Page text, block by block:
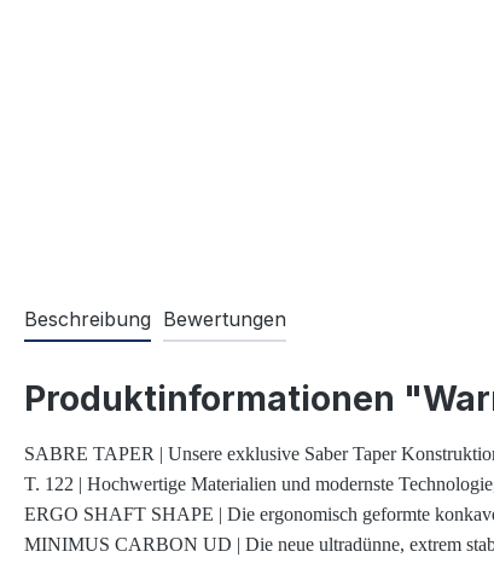
Beschreibung Bewertungen
Produktinformationen
SABRE TAPER | Unsere exklusive Saber Taper
T. 122 | Hochwertige Materialien und modernste
ERGO SHAFT SHAPE | Die ergonomisch geformte
MINIMUS CARBON UD | Die neue ultradünne, extrem